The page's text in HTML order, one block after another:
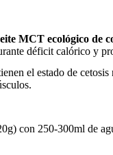
MCT ecológico de
déficit calórico y
el estado de
con 250-300ml de